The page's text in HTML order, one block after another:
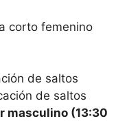
corto femenino
de saltos
de saltos
masculino (13:30